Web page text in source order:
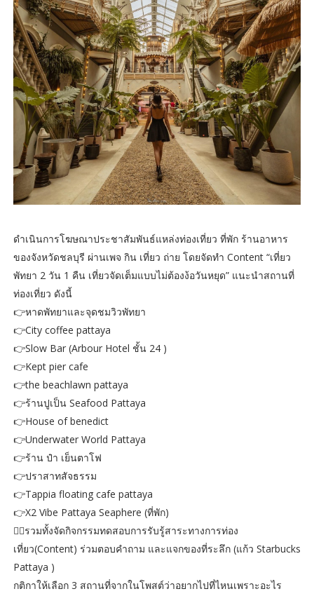
ดำเนินการโฆษณาประชาสัมพันธ์แหล่งท่องเที่ยว ที่พัก ร้านอาหาร
ของจังหวัดชลบุรี ผ่านเพจ กิน เที่ยว ถ่าย โดยจัดทำ Content “เที่ยว
พัทยา 2 วัน 1 คืน เที่ยวจัดเต็มแบบไม่ต้องง้อวันหยุด” แนะนำสถานที่
ท่องเที่ยว ดังนี้
👉หาดพัทยาและจุดชมวิวพัทยา
👉City coffee pattaya
👉Slow Bar (Arbour Hotel ชั้น 24 )
👉Kept pier cafe
👉the beachlawn pattaya
👉ร้านปูเป็น Seafood Pattaya
👉House of benedict
👉Underwater World Pattaya
👉ร้าน ป๋า เย็นตาโฟ
👉ปราสาทสัจธรรม
👉Tappia floating cafe pattaya
👉X2 Vibe Pattaya Seaphere (ที่พัก)
👍🏻รวมทั้งจัดกิจกรรมทดสอบการรับรู้สาระทางการท่อง
เที่ยว(Content) ร่วมตอบคำถาม และแจกของที่ระลึก (แก้ว Starbucks
Pattaya )
กติกาให้เลือก 3 สถานที่จากในโพสต์ว่าอยากไปที่ไหนเพราะอะไร